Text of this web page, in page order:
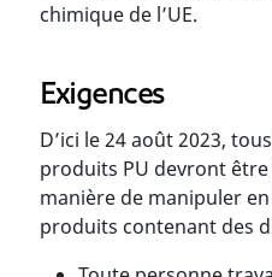
chimique de l’UE.
Exigences
D’ici le 24 août 2023,
produits PU devront
manière de manipuler
produits contenant des